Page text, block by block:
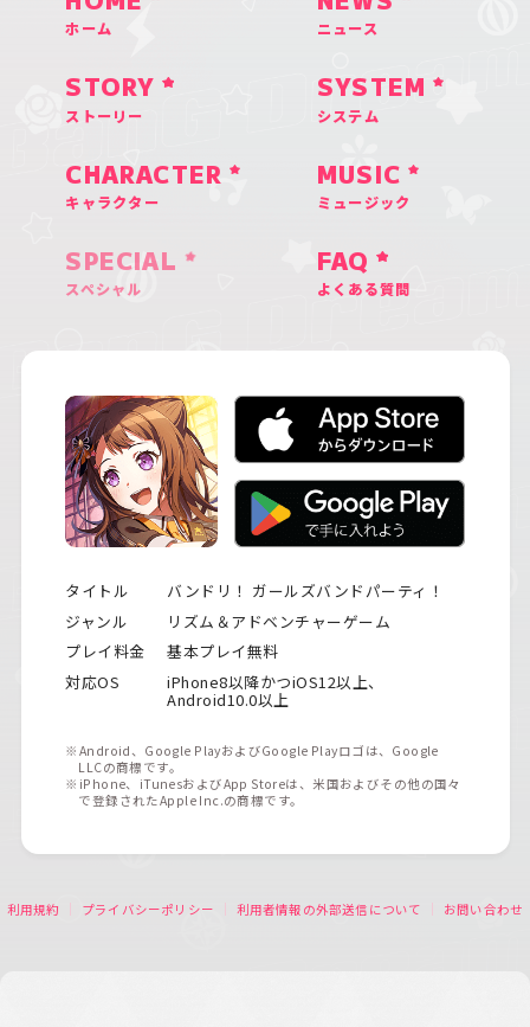
ホーム ニュース
STORY
ストーリー
SYSTEM
システム
CHARACTER
キャラクター
MUSIC
ミュージック
SPECIAL
スペシャル
FAQ
よくある質問
タイトル
バンドリ！ ガールズバンドパーティ！
ジャンル
リズム＆アドベンチャーゲーム
プレイ料金
基本プレイ無料
対応OS
iPhone8以降かつiOS12以上、
Android10.0以上
※Android、Google PlayおよびGoogle Playロゴは、Google
LLCの商標です。
※iPhone、iTunesおよびApp Storeは、米国およびその他の国々
で登録されたApple Inc.の商標です。
利用規約 プライバシーポリシー 利用者情報の外部送信について お問い合わせ